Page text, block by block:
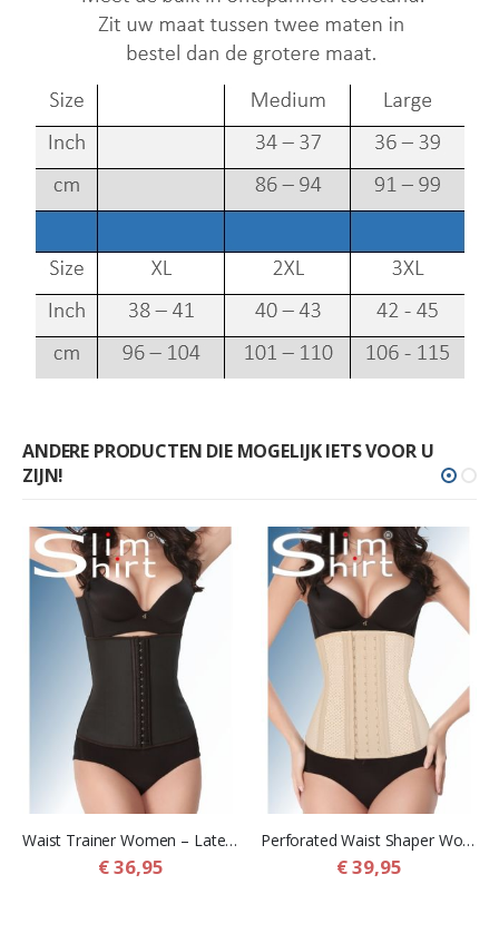
ANDERE PRODUCTEN DIE MOGELIJK IETS VOOR U
ZIJN!
Waist Trainer Women – Latex Korset Buikband voor Vrouwen
€ 36,95
Perforated Waist Shaper Women – Geperforeerde Corrigerende Buikband voor vrouwen
€ 39,95